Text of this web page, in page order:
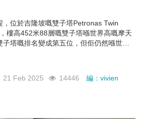
，位於吉隆坡嘅雙子塔Petronas Twin
樓高452米88層嘅雙子塔喺世界高嘅摩天
塔嘅排名變成第五位，但佢仍然喺世界
21 Feb 2025 14446 編：vivien